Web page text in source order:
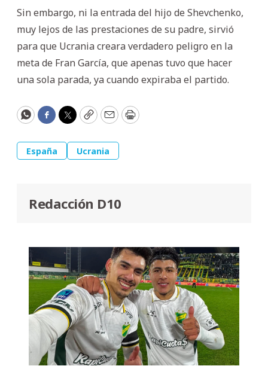
Sin embargo, ni la entrada del hijo de Shevchenko,
muy lejos de las prestaciones de su padre, sirvió
para que Ucrania creara verdadero peligro en la
meta de Fran García, que apenas tuvo que hacer
una sola parada, ya cuando expiraba el partido.
WhatsApp
Facebook
Twitter
CopyEmailPrint
España Ucrania
Redacción D10